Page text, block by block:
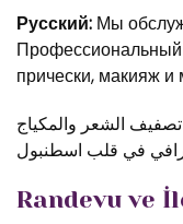
Русский: Мы
прически, макияж
الشعر والمكياج
Randevu ve